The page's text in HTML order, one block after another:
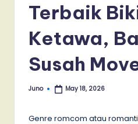
Terbaik
Ketawa,
Susah
Posted
Juno May 18, 2026
Genre romcom atau